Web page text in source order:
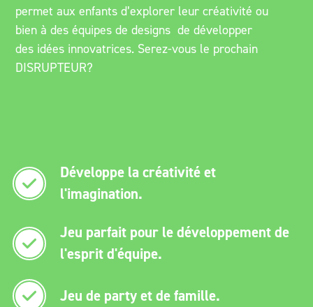
permet aux enfants d’explorer leur créativité ou
bien à des équipes de designs de développer
des idées innovatrices. Serez-vous le prochain
DISRUPTEUR?
Développe la créativité et
l'imagination.
Jeu parfait pour le développement de
l'esprit d'équipe.
Jeu de party et de famille.